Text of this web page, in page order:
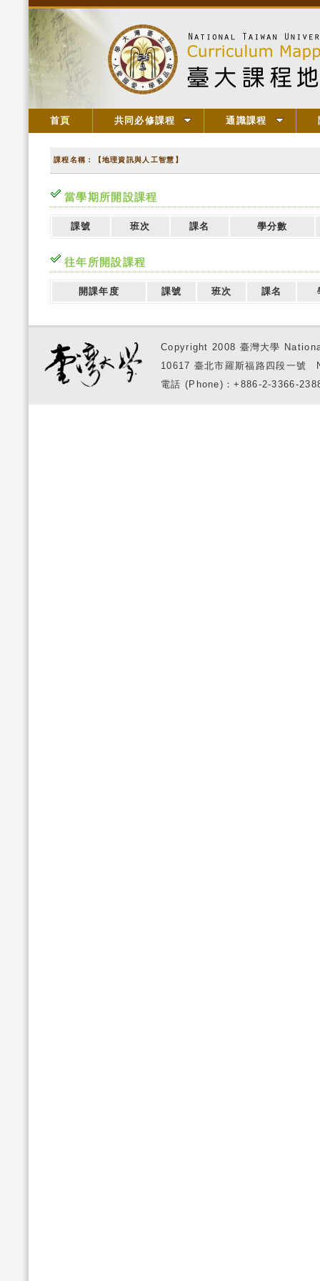
首頁 共同必修課程 通識課程
課程名稱：【地理資訊與人工智慧】
當學期所開設課程
課號 班次 課名 學分數
往年所開設課程
開課年度 課號 班次 課名
Copyright 2008 臺灣大學
10617 臺北市羅斯福路四段一
電話 (Phone)：+886-2-3366-